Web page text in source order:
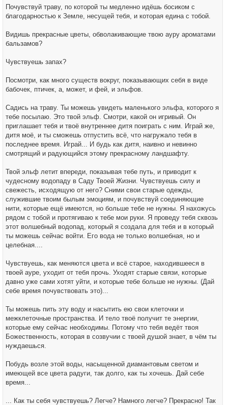
Почувствуй траву, по которой ты медленно идёшь босиком с
благодарностью к Земле, несущей тебя, и которая едина с тобой.
Видишь прекрасные цветы, обволакивающие твою ауру ароматами
бальзамов?
Чувствуешь запах?
Посмотри, как много существ вокруг, показывающих себя в виде
бабочек, птичек, а, может, и фей, и эльфов.
Садись на траву. Ты можешь увидеть маленького эльфа, которого я
тебе посылаю. Это твой эльф. Смотри, какой он игривый. Он
приглашает тебя и твоё внутреннее дитя поиграть с ним. Играй же,
дитя моё, и ты сможешь отпустить всё, что нагружало тебя в
последнее время. Играй... И будь как дитя, наивно и невинно
смотрящий и радующийся этому прекрасному ландшафту.
Твой эльф летит впереди, показывая тебе путь, и приводит к
чудесному водопаду в Саду Твоей Жизни. Чувствуешь силу и
свежесть, исходящую от него? Сними свои старые одежды,
служившие твоим былым эмоциям, и почувствуй соединяющие
нити, которые ещё имеются, но больше тебе не нужны. Я нахожусь
рядом с тобой и протягиваю к тебе мои руки. Я проведу тебя сквозь
этот волшебный водопад, который я создала для тебя и в который
ты можешь сейчас войти. Его вода не только волшебная, но и
целебная....
Чувствуешь, как меняются цвета и всё старое, находившееся в
твоей ауре, уходит от тебя прочь. Уходят старые связи, которые
давно уже сами хотят уйти, и которые тебе больше не нужны. (Дай
себе время почувствовать это)...
Ты можешь пить эту воду и насытить ею свои клеточки и
межклеточные пространства. И тело твоё получит те энергии,
которые ему сейчас необходимы. Потому что тебя ведёт твоя
Божественность, которая в созвучии с твоей душой знает, в чём ты
нуждаешься.
Побудь возле этой воды, насыщенной диамантовым светом и
имеющей все цвета радуги, так долго, как ты хочешь. Дай себе
время...
... Как ты себя чувствуешь? Легче? Намного легче? Прекрасно! Так